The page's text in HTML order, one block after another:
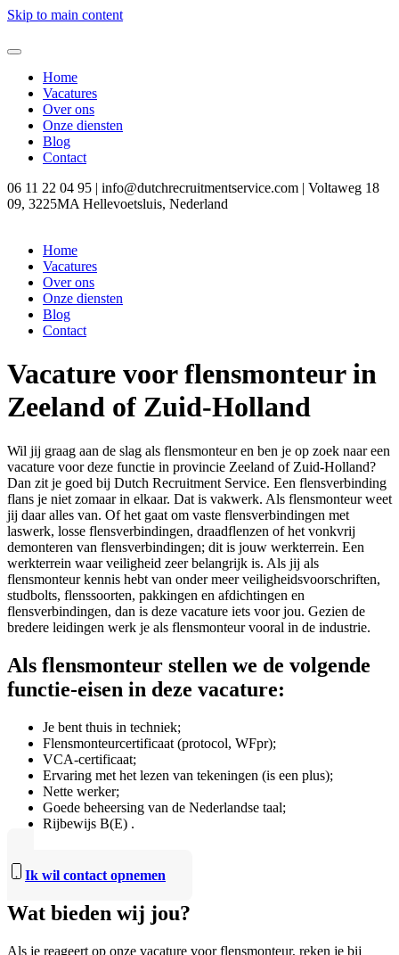
Skip to main content
Home
Vacatures
Over ons
Onze diensten
Blog
Contact
06 11 22 04 95 | info@dutchrecruitmentservice.com | Voltaweg 18
09, 3225MA Hellevoetsluis, Nederland
Home
Vacatures
Over ons
Onze diensten
Blog
Contact
Vacature voor flensmonteur in
Zeeland of Zuid-Holland
Wil jij graag aan de slag als flensmonteur en ben je op zoek naar een
vacature voor deze functie in provincie Zeeland of Zuid-Holland?
Dan zit je goed bij Dutch Recruitment Service. Een flensverbinding
flans je niet zomaar in elkaar. Dat is vakwerk. Als flensmonteur weet
jij daar alles van. Of het gaat om vaste flensverbindingen met
laswerk, losse flensverbindingen, draadflenzen of het vonkvrij
demonteren van flensverbindingen; dit is jouw werkterrein. Een
werkterrein waar veiligheid zeer belangrijk is. Als jij als
flensmonteur kennis hebt van onder meer veiligheidsvoorschriften,
studbolts, flenssoorten, pakkingen en afdichtingen en
flensverbindingen, dan is deze vacature iets voor jou. Gezien de
bredere leidingen werk je als flensmonteur vooral in de industrie.
Als flensmonteur stellen we de volgende
functie-eisen in deze vacature:
Je bent thuis in techniek;
Flensmonteurcertificaat (protocol, WFpr);
VCA-certificaat;
Ervaring met het lezen van tekeningen (is een plus);
Nette werker;
Goede beheersing van de Nederlandse taal;
Rijbewijs B(E) .
Ik wil contact opnemen
Wat bieden wij jou?
Als je reageert op onze vacature voor flensmonteur, reken je bij